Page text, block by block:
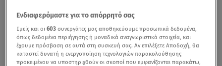
Ενδιαφερόμαστε για το απόρρητό σας
Εμείς και οι603 συνεργάτες μας αποθηκεύουμε προσωπικά δεδομένα,
όπως δεδομένα περιήγησης ή μοναδικά αναγνωριστικά στοιχεία, και
έχουμε πρόσβαση σε αυτά στη συσκευή σας. Αν επιλέξετε Αποδοχή, θα
καταστεί δυνατή η ενεργοποίηση τεχνολογιών παρακολούθησης
προκειμένου να υποστηριχθούν οι σκοποί που εμφανίζονται παρακάτω,